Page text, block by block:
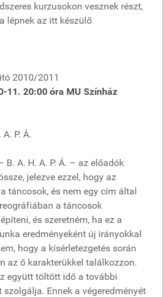
kurzusokon vesznek részt,
lépnek az itt készülő
2010/2011
11. 20:00 óra MU Színház
P. Á.
B. A. H. A. P. Á. – az előadók
jelezve ezzel, hogy az
táncosok, és nem egy cím által
a táncosok
és szeretném, ha ez a
eredményeként új irányokkal
hogy a kísérletezgetés során
az ő karakterükkel találkozzon.
együtt töltött idő a további
Ennek a végeredményét